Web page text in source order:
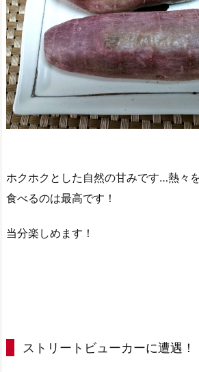
ホクホクとした自然の甘みです…熱々
食べるのは最高です！
当分楽しめます！
ストリートビューカーに遭遇！